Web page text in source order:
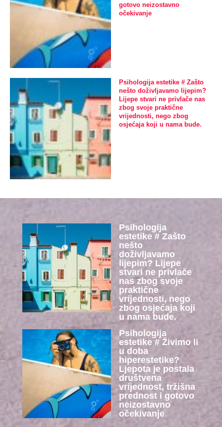
gotovo neizostavno
očekivanje
Psihologija estetike # Zašto
nešto doživljavamo lijepim?
Lijepe stvari ne privlače nas
zbog svoje praktične
vrijednosti, nego zbog
osjećaja koji u nama bude.
Psihologija
estetike # Zašto
nešto
doživljavamo
lijepim? Lijepe
stvari ne privlače
nas zbog svoje
praktične
vrijednosti, nego
zbog osjećaja koji
u nama bude.
Psihologija
estetike # Živimo li
u doba
hiperestetike?
Ljepota je postala
društvena
vrijednost, tržišna
prednost i gotovo
neizostavno
očekivanje